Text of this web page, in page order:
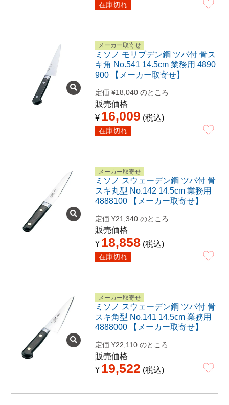
在庫切れ
メーカー取寄せ
ミソノ モリブデン鋼 ツバ付 骨ス
キ角 No.541 14.5cm 業務用 4890
900 【メーカー取寄せ】
定価 ¥18,040 のところ
販売価格
¥ 16,009 税込
在庫切れ
メーカー取寄せ
ミソノ スウェーデン鋼 ツバ付 骨
スキ丸型 No.142 14.5cm 業務用
4888100 【メーカー取寄せ】
定価 ¥21,340 のところ
販売価格
¥ 18,858 税込
在庫切れ
メーカー取寄せ
ミソノ スウェーデン鋼 ツバ付 骨
スキ角型 No.141 14.5cm 業務用
4888000 【メーカー取寄せ】
定価 ¥22,110 のところ
販売価格
¥ 19,522 税込